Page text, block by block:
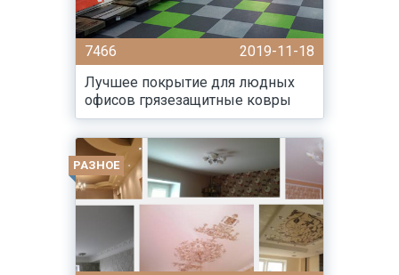
7466
2019-11-18
Лучшее покрытие для людных
офисов грязезащитные ковры
РАЗНОЕ